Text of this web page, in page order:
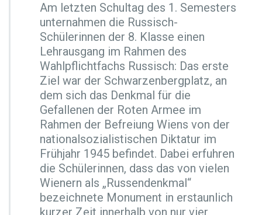
e
s
g
d
e
r
8
A
C
i
Am letzten Schultag des 1. Semesters
unternahmen die Russisch-
Schülerinnen der 8. Klasse einen
Lehrausgang im Rahmen des
Wahlpflichtfachs Russisch: Das erste
Ziel war der Schwarzenbergplatz, an
dem sich das Denkmal für die
Gefallenen der Roten Armee im
Rahmen der Befreiung Wiens von der
nationalsozialistischen Diktatur im
Frühjahr 1945 befindet. Dabei erfuhren
die Schülerinnen, dass das von vielen
Wienern als „Russendenkmal“
bezeichnete Monument in erstaunlich
kurzer Zeit innerhalb von nur vier